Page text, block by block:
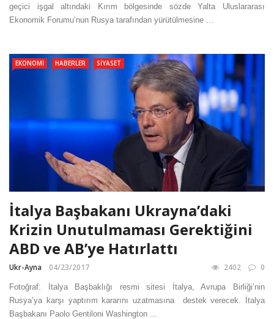
geçici işgal altındaki Kırım bölgesinde sözde Yalta Uluslararası
Ekonomik Forumu’nun Rusya tarafından yürütülmesine ...
EKONOMI HABERLER SIYASET
İtalya Başbakanı Ukrayna’daki
Krizin Unutulmaması Gerektiğini
ABD ve AB’ye Hatırlattı
Ukr-Ayna 04/23/2017 2402 0
Fotoğraf: İtalya Başbaklığı resmi sitesi İtalya, Avrupa Birliği’nin
Rusya’ya karşı yaptırım kararını uzatmasına destek verecek. İtalya
Başbakanı Paolo Gentiloni Washington ...